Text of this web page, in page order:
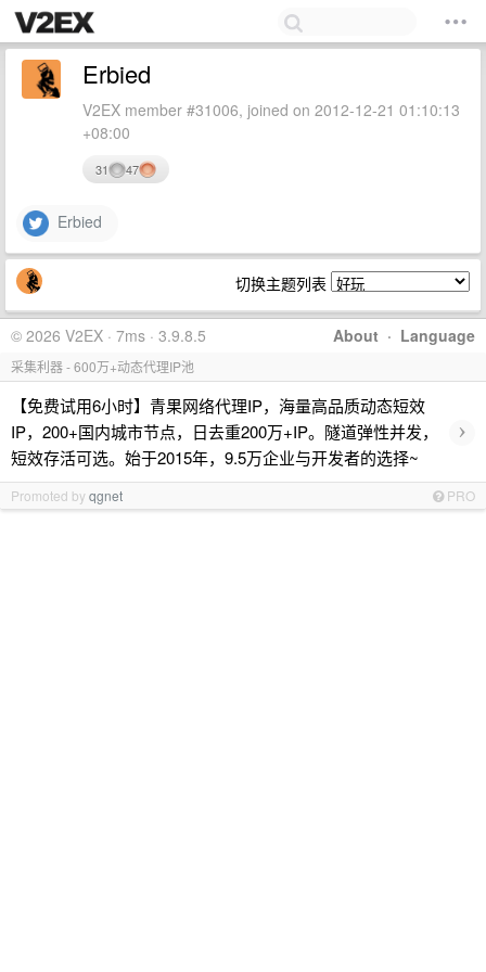
Erbied
V2EX member #31006, joined on 2012-12-21 01:10:13
+08:00
31 47
Erbied
切换主题列表
About · Language
© 2026 V2EX · 7ms · 3.9.8.5
采集利器 - 600万+动态代理IP池
【免费试用6小时】青果网络代理IP，海量高品质动态短效
IP，200+国内城市节点，日去重200万+IP。隧道弹性并发，
短效存活可选。始于2015年，9.5万企业与开发者的选择~
›
Promoted byqgnet PRO